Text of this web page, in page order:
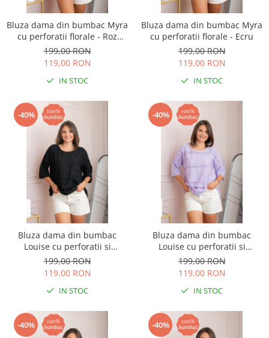
Bluza dama din bumbac Myra
cu perforatii florale - Roz
pastel
199,00 RON
119,00 RON
IN STOC
Bluza dama din bumbac Myra
cu perforatii florale - Ecru
199,00 RON
119,00 RON
IN STOC
-40%
Bluza dama din bumbac
Louise cu perforatii si
buzunar - Negru
199,00 RON
119,00 RON
IN STOC
-40%
Bluza dama din bumbac
Louise cu perforatii si
buzunar - Lila
199,00 RON
119,00 RON
IN STOC
-40% -40%